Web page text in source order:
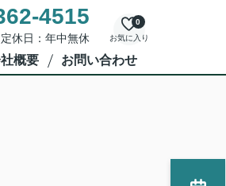
4515
休日：年中無休 お気に入り
0
概要 お問い合わせ